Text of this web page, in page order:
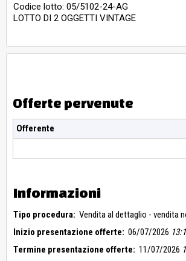
Codice lotto: 05/5102-24-AG
LOTTO DI 2 OGGETTI VINTAGE
Offerte pervenute
Offerente
Informazioni
Tipo procedura: Vendita al dettaglio - vendita
Inizio presentazione offerte: 06/07/2026
Termine presentazione offerte: 11/07/2026